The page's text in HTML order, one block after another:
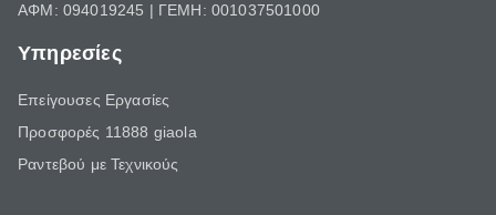
ΑΦΜ: 094019245 | ΓΕΜΗ: 001037501000
Υπηρεσίες
Επείγουσες Εργασίες
Προσφορές 11888 giaola
Ραντεβού με Τεχνικούς